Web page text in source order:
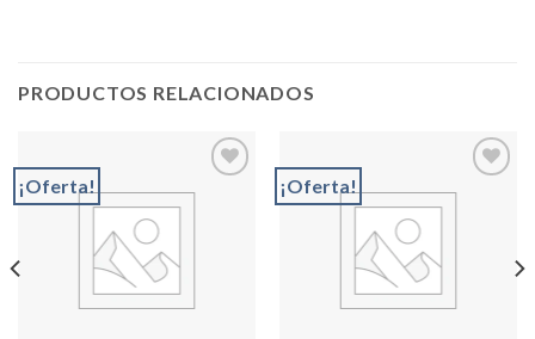
PRODUCTOS RELACIONADOS
¡Oferta! ¡Oferta!